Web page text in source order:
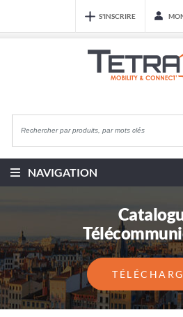
S'INSCRIRE
NAVIGATION